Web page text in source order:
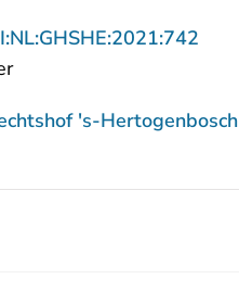
's-Hertogenbosch